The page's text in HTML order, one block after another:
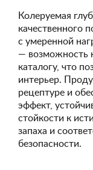
Колеруемая
качественного
с умеренной
— возможность
каталогу, что
интерьер.
рецептуре и
эффект,
стойкости к
запаха и
безопасности.